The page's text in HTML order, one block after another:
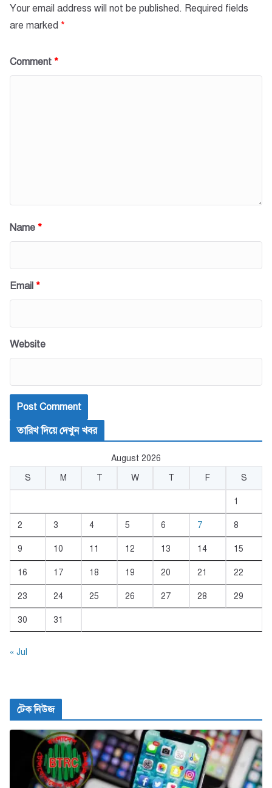
Your email address will not be published. Required fields
are marked *
Comment *
Name *
Email *
Website
তারিখ দিয়ে দেখুন খবর
August 2026
S
M T W T F S
1
2 3 4 5 6 7 8
9 10 11 12 13 14 15
16 17 18 19 20 21 22
23 24 25 26 27 28 29
30 31
« Jul
টেক নিউজ